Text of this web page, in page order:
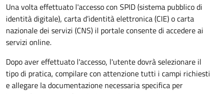
Una volta effettuato l'accesso con SPID (sistema pubblico di
identità digitale), carta d’identità elettronica (CIE) o carta
nazionale dei servizi (CNS) il portale consente di accedere ai
servizi online.
Dopo aver effettuato l'accesso, l'utente dovrà selezionare il
tipo di pratica, compilare con attenzione tutti i campi richiesti
e allegare la documentazione necessaria specifica per